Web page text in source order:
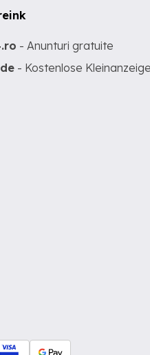
- Anunturi gratuite
- Kostenlose